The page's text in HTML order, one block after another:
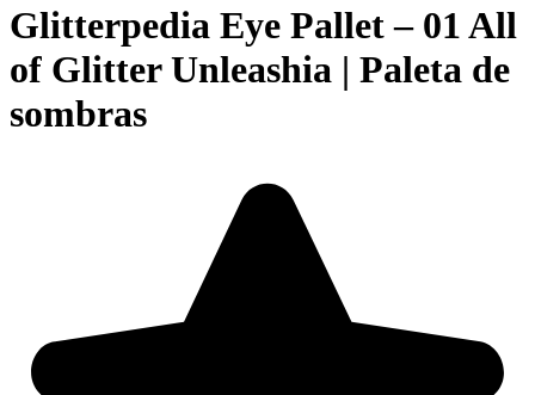
Glitterpedia Eye Pallet – 01 All
of Glitter Unleashia | Paleta de
sombras